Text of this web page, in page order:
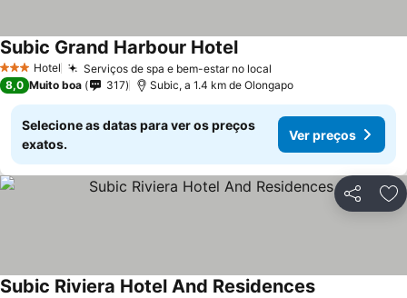
3 EstrelasHotel Serviços de spa e bem-estar no local
Subic Grand Harbour Hotel
8,0 Muito boa 317 Subic, a 1.4 km de Olongapo
Selecione as datas para ver os preços
exatos.
Ver preços
Partilhar
Subic Riviera Hotel And Residences